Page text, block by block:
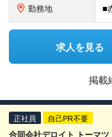
勤務地
求人を見る
掲載
正社員 自己PR不要
合同会社デロイト トーマツ